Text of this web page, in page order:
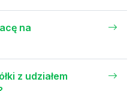
na
z udziałem